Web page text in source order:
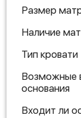
Размер
Наличие
Тип кровати
Возможные
основания
Входит ли